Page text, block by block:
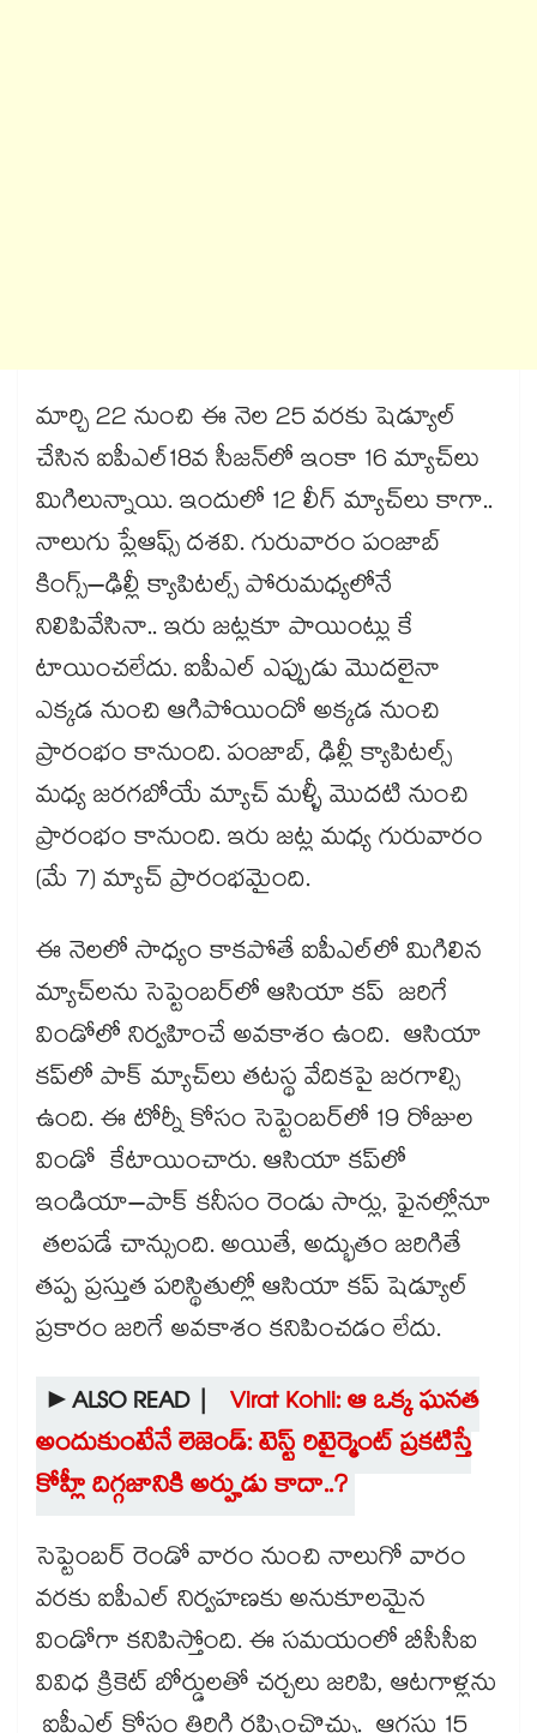
మార్చి 22 నుంచి ఈ నెల 25 వరకు షెడ్యూల్‌‌‌‌‌‌‌‌‌‌‌‌‌‌‌‌‌‌‌‌‌‌‌‌‌‌‌‌‌‌‌‌
చేసిన ఐపీఎల్‌‌‌‌‌‌‌‌‌‌‌‌‌‌‌‌‌‌‌‌‌‌‌‌‌‌‌‌‌‌‌‌18వ సీజన్‌‌‌‌‌‌‌‌‌‌‌‌‌‌‌‌‌‌‌‌‌‌‌‌‌‌‌‌‌‌‌‌లో ఇంకా 16 మ్యాచ్‌‌‌‌‌‌‌‌‌‌‌‌‌‌‌‌‌‌‌‌‌‌‌‌‌‌‌‌‌‌‌‌లు
మిగిలున్నాయి. ఇందులో 12 లీగ్‌‌‌‌‌‌‌‌‌‌‌‌‌‌‌‌‌‌‌‌‌‌‌‌‌‌‌‌‌‌‌‌ మ్యాచ్‌‌‌‌లు కాగా..
నాలుగు ప్లేఆఫ్స్ దశవి. గురువారం పంజాబ్
కింగ్స్‌‌‌‌‌‌‌‌‌‌‌‌‌‌‌‌‌‌‌‌‌‌‌‌‌‌‌‌‌‌‌‌–ఢిల్లీ క్యాపిటల్స్ పోరుమధ్యలోనే
నిలిపివేసినా.. ఇరు జట్లకూ పాయింట్లు కే
టాయించలేదు. ఐపీఎల్ ఎప్పుడు మొదలైనా
ఎక్కడ నుంచి ఆగిపోయిందో అక్కడ నుంచి
ప్రారంభం కానుంది. పంజాబ్, ఢిల్లీ క్యాపిటల్స్
మధ్య జరగబోయే మ్యాచ్ మళ్ళీ మొదటి నుంచి
ప్రారంభం కానుంది. ఇరు జట్ల మధ్య గురువారం
(మే 7) మ్యాచ్ ప్రారంభమైంది.
ఈ నెలలో సాధ్యం కాకపోతే ఐపీఎల్‌‌‌‌‌‌‌‌‌‌‌‌‌‌‌‌‌‌‌‌‌‌‌‌‌‌‌‌‌‌‌‌లో మిగిలిన
మ్యాచ్‌‌‌‌‌‌‌‌‌‌‌‌‌‌‌‌‌‌‌‌‌‌‌‌‌‌‌‌‌‌‌‌లను సెప్టెంబర్‌‌‌‌‌‌‌‌‌‌‌‌‌‌‌‌‌‌‌‌‌‌‌‌‌‌‌‌‌‌‌‌‌‌‌‌‌‌‌‌‌‌‌‌‌‌‌‌‌‌‌‌‌‌‌‌‌‌‌‌‌‌‌‌లో ఆసియా కప్‌‌‌‌‌‌‌‌‌‌‌‌‌‌‌‌‌‌‌‌‌‌‌‌‌‌‌‌‌‌‌‌ జరిగే
విండోలో నిర్వహించే అవకాశం ఉంది. ఆసియా
కప్‌‌‌‌‌‌‌‌‌‌‌‌‌‌‌‌‌‌‌‌‌‌‌‌‌‌‌‌‌‌‌‌లో పాక్‌‌‌‌‌‌‌‌‌‌‌‌‌‌‌‌‌‌‌‌‌‌‌‌‌‌‌‌‌‌‌‌ మ్యాచ్‌‌‌‌‌‌‌‌‌‌‌‌‌‌‌‌‌‌‌‌‌‌‌‌‌‌‌‌‌‌‌‌లు తటస్థ వేదికపై జరగాల్సి
ఉంది. ఈ టోర్నీ కోసం సెప్టెంబర్‌‌‌‌‌‌‌‌‌‌‌‌‌‌‌‌‌‌‌‌‌‌‌‌‌‌‌‌‌‌‌‌‌‌‌‌‌‌‌‌‌‌‌‌‌‌‌‌‌‌‌‌‌‌‌‌‌‌‌‌‌‌‌‌లో 19 రోజుల
విండో కేటాయించారు. ఆసియా కప్‌‌‌‌‌‌‌‌‌‌‌‌‌‌‌‌‌‌‌‌‌‌‌‌‌‌‌‌‌‌‌‌లో
ఇండియా–పాక్‌‌‌‌‌‌‌‌‌‌‌‌‌‌‌‌‌‌‌‌‌‌‌‌‌‌‌‌‌‌‌‌ కనీసం రెండు సార్లు, ఫైనల్లోనూ
తలపడే చాన్సుంది. అయితే, అద్భుతం జరిగితే
తప్ప ప్రస్తుత పరిస్థితుల్లో ఆసియా కప్ షెడ్యూల్
ప్రకారం జరిగే అవకాశం కనిపించడం లేదు.
►ALSO READ | Virat Kohli: ఆ ఒక్క ఘనత
అందుకుంటేనే లెజెండ్: టెస్ట్ రిటైర్మెంట్ ప్రకటిస్తే
కోహ్లీ దిగ్గజానికి అర్హుడు కాదా..?
సెప్టెంబర్ రెండో వారం నుంచి నాలుగో వారం
వరకు ఐపీఎల్‌‌‌‌‌‌‌‌‌‌‌‌‌‌‌‌‌‌‌‌‌‌‌‌‌‌‌‌‌‌‌‌ నిర్వహణకు అనుకూలమైన
విండోగా కనిపిస్తోంది. ఈ సమయంలో బీసీసీఐ
వివిధ క్రికెట్ బోర్డులతో చర్చలు జరిపి, ఆటగాళ్లను